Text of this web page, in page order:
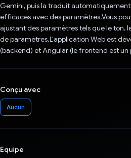
Gemini, puis la traduit
efficaces avec des paramètres.Vous
ajustant des paramètres tels que le ton,
de paramètres.L'application Web est
(backend) et Angular (le frontend est un
Conçu avec
Aucun
Équipe